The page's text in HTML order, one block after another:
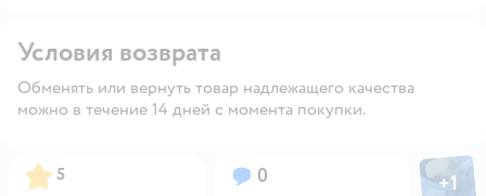
Условия возврата
Обменять или вернуть товар надлежащего качества
можно в течение 14 дней с момента покупки.
Рейтинг:
5 Вопросов:
0 Фото
+1